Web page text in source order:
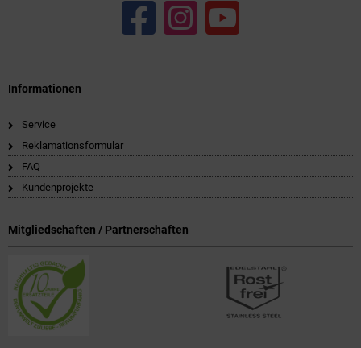
Informationen
Service
Reklamationsformular
FAQ
Kundenprojekte
Mitgliedschaften / Partnerschaften